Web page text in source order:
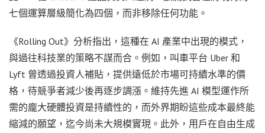
七個運算層級簡化為四個，而非移除任何功能。
《Rolling Out》分析指出，這種在 AI 產業中出現的模式，
與過往科技業的策略不謀而合。例如，叫車平台 Uber 和
Lyft 曾透過投資人補貼，提供遠低於市場可持續水準的價
格，待競爭者減少後再逐步調漲。維持先進 AI 模型運作所
需的龐大硬體投資是持續性的，而外界期盼這些成本最終能
縮減的願望，迄今尚未大規模實現。此外，用戶在自由生成